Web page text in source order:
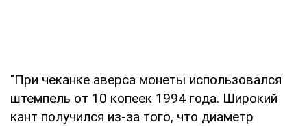
"При чеканке аверса монеты использовался
штемпель от 10 копеек 1994 года. Широкий
кант получился из-за того, что диаметр